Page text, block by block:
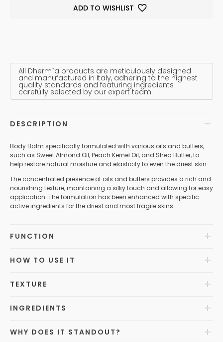
ADD TO WISHLIST
All Dhermìa products are meticulously designed
and manufactured in Italy, adhering to the highest
quality standards and featuring ingredients
carefully selected by our expert team.
DESCRIPTION
Body Balm specifically formulated with various oils and butters,
such as Sweet Almond Oil, Peach Kernel Oil, and Shea Butter, to
help restore natural moisture and elasticity to even the driest skin.
The concentrated presence of oils and butters provides a rich and
nourishing texture, maintaining a silky touch and allowing for easy
application. The formulation has been enhanced with specific
active ingredients for the driest and most fragile skins.
FUNCTION
HOW TO USE IT
TEXTURE
INGREDIENTS
WHY DOES IT STANDOUT?